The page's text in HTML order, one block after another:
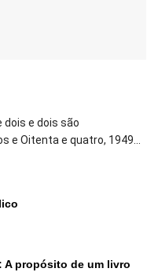
dois e dois são
e Oitenta e quatro, 1949...
A propósito de um livro